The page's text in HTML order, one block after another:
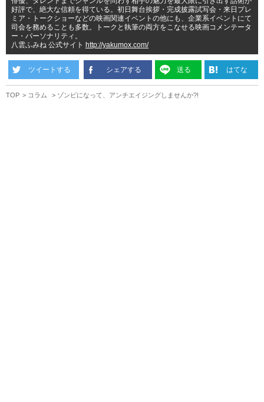
好評で、絶大な信頼を得ている。初日舞台挨拶・完成披露試写会・来日プレ
ミア・トークショーなどの映画関連イベントの他にも、企業系イベントにて
司会を務めることも多数。トークと執筆の両方をこなせる映画コメンテータ
ー・パーソナリティ。
八雲ふみね 公式サイト
http://yakumox.com/
ツイートする シェアする 送る はてな
TOP コラム ゾンビになって、アンチエイジングしませんか?!